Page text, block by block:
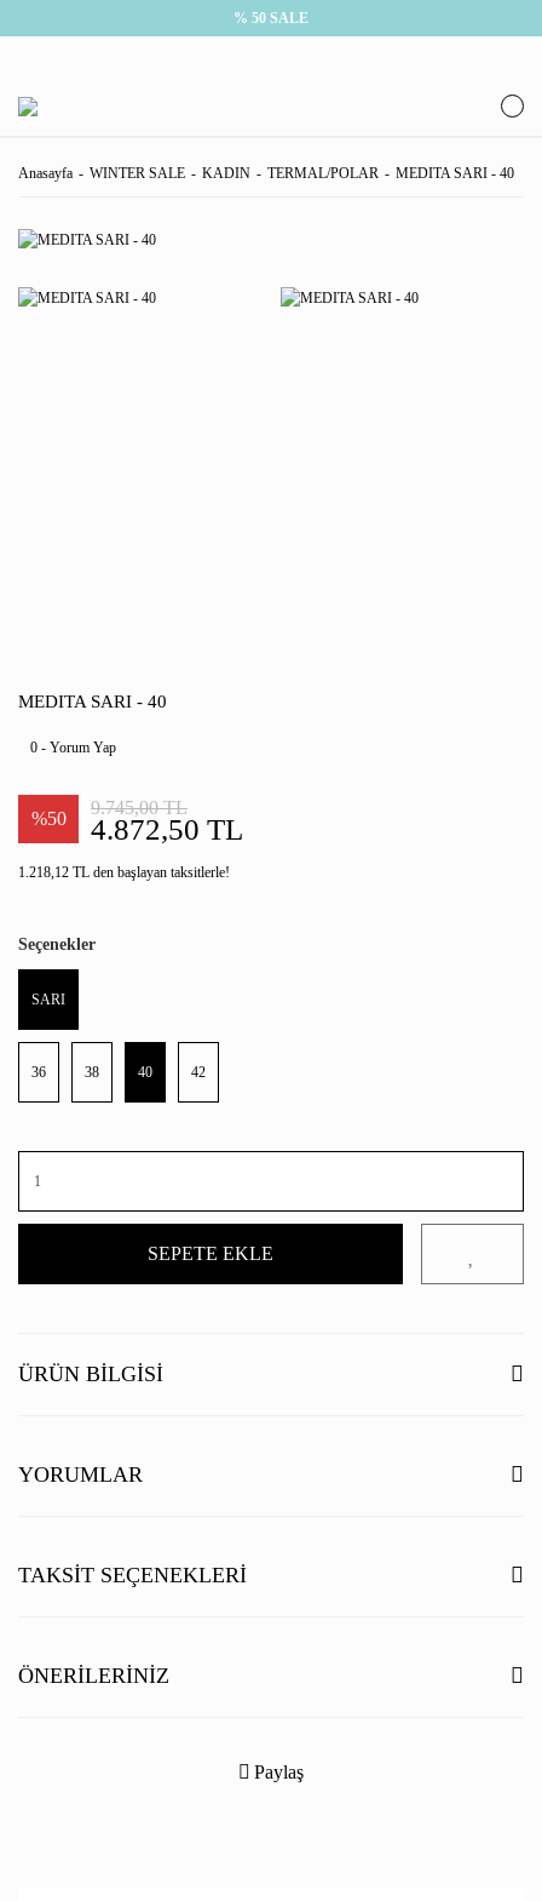
% 50 SALE
Anasayfa WINTER SALE KADIN TERMAL/POLAR MEDITA SARI - 40
MEDITA SARI - 40
0 - Yorum Yap
%50 4.872,50 TL
9.745,00 TL
1.218,12 TL den başlayan taksitlerle!
Seçenekler
SARI
36 38 40 42
SEPETE EKLE
ÜRÜN BILGISI
YORUMLAR
Bu ürüne ilk yorumu siz yapın!
TAKSIT SEÇENEKLERI
ÖNERILERINIZ
yetersiz gördüğünüz noktaları öneri formunu kullanarak tarafımıza
Paylaş